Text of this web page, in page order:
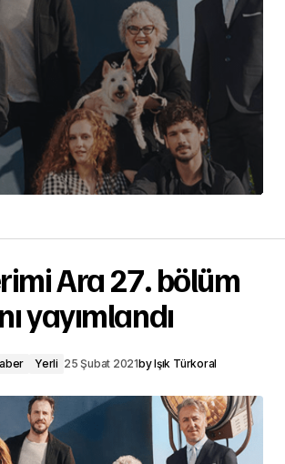
Ara 27. bölüm
yayımlandı
Yerli 25 Şubat 2021byIşık Türkoral